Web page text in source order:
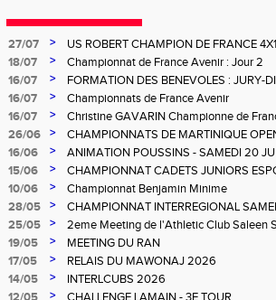
27/07 >
US ROBERT CHAMPION DE FRANCE
18/07
>
Championnat de France Avenir : Jour 2
16/07
>
FORMATION DES BENEVOLES : JURY-
16/07
>
Championnats de France Avenir
16/07
>
Christine GAVARIN Championne de
26/06
>
CHAMPIONNATS DE MARTINIQUE
16/06
>
ANIMATION POUSSINS - SAMEDI 20
15/06
>
CHAMPIONNAT CADETS JUNIORS
10/06
>
Championnat Benjamin Minime
28/05
>
CHAMPIONNAT INTERREGIONAL
Gosier
25/05 >
2eme Meeting de l'Athletic Club Saleen
19/05
>
MEETING DU RAN
17/05
>
RELAIS DU MAWONAJ 2026
14/05
>
INTERLCUBS 2026
>